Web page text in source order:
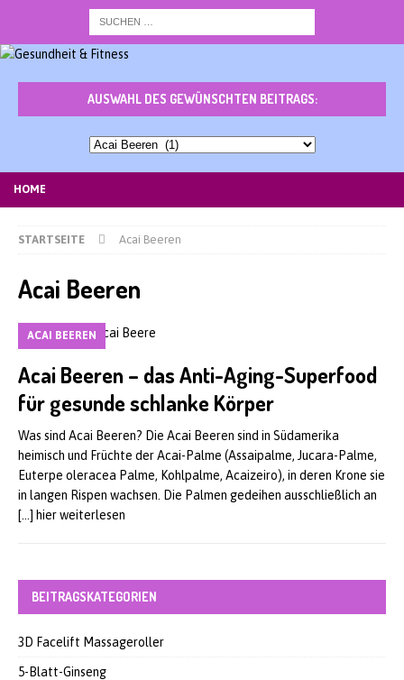
AUSWAHL DES GEWÜNSCHTEN BEITRAGS:
Auswahl
HOME
STARTSEITE Acai Beeren
Acai Beeren
ACAI BEEREN
Acai Beeren – das Anti-Aging-Superfood
für gesunde schlanke Körper
Was sind Acai Beeren? Die Acai Beeren sind in Südamerika
heimisch und Früchte der Acai-Palme (Assaipalme, Jucara-Palme,
Euterpe oleracea Palme, Kohlpalme, Acaizeiro), in deren Krone sie
in langen Rispen wachsen. Die Palmen gedeihen ausschließlich an
[…] hier weiterlesen
BEITRAGSKATEGORIEN
3D Facelift Massageroller
5-Blatt-Ginseng